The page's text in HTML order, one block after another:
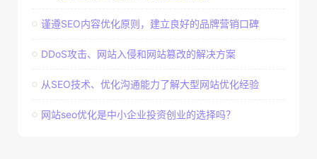
谨遵SEO内容优化原则，建立良好的品牌营销口碑
DDoS攻击、网站入侵和网站篡改的解决方案
从SEO技术、优化沟通能力了解大型网站优化经验
网站seo优化是中小企业投资创业的选择吗？